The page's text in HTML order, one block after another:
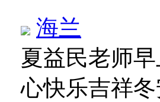
海兰
夏益民老师
心快乐吉祥